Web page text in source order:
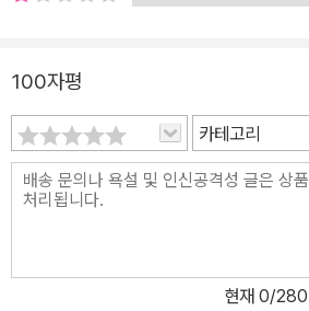
구도 유기적 관계를 가진 완전한 통일체, 즉
나의 단일체를 창조하지는 않았다. 헤로도
업적은 이렇다 할 문헌이 없던 불모지에서
에게서 끌어 모은 다양하고도 때로는 상반
서 페르시아 전쟁사를<역사>와 같은 하나
다. 그는 그리스 본토 출신이 아니며, 소아
100자평
카테고리
현재 0/